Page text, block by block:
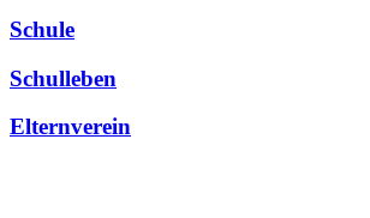
Schule
Schulleben
Elternverein